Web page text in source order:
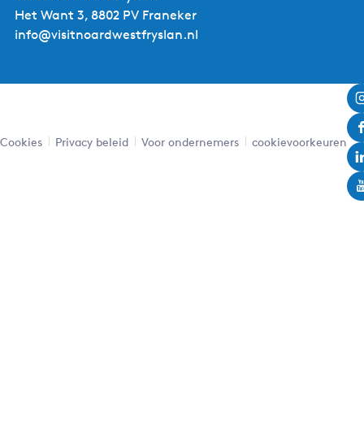
Powered by Esri | Esri, HERE, Garmin, USGS, Intermap, INCREMENT P, NRCAN, Esri Japan, METI,
Het Want 3, 8802 PV Franeker
info@visitnoardwestfryslan.nl
Cookies Privacy beleid Voor ondernemers cookievoorkeuren